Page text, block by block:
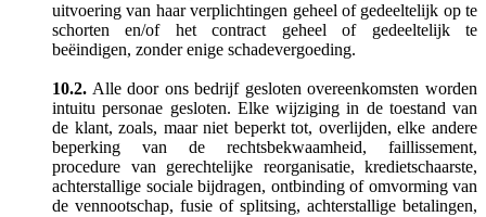
uitvoering van haar verplichtingen geheel of gedeeltelijk op te
schorten en/of het contract geheel of gedeeltelijk te
beëindigen, zonder enige schadevergoeding.
10.2. Alle door ons bedrijf gesloten overeenkomsten worden
intuitu personae gesloten. Elke wijziging in de toestand van
de klant, zoals, maar niet beperkt tot, overlijden, elke andere
beperking van de rechtsbekwaamheid, faillissement,
procedure van gerechtelijke reorganisatie, kredietschaarste,
achterstallige sociale bijdragen, ontbinding of omvorming van
de vennootschap, fusie of splitsing, achterstallige betalingen,